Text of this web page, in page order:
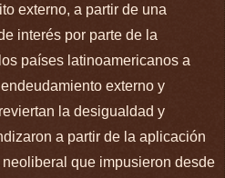
externo, a partir de una
interés por parte de la
países latinoamericanos a
externo y
la desigualdad y
a partir de la aplicación
que impusieron desde